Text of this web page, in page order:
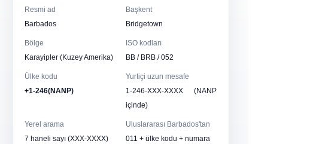
Resmi ad
Barbados
Başkent
Bridgetown
Bölge
Karayipler (Kuzey Amerika)
ISO kodları
BB / BRB / 052
Ülke kodu
+1-246(NANP)
Yurtiçi uzun mesafe
1-246-XXX-XXXX (NANP
içinde)
Yerel arama
7 haneli sayı (XXX-XXXX)
Uluslararası Barbados'tan
011 + ülke kodu + numara